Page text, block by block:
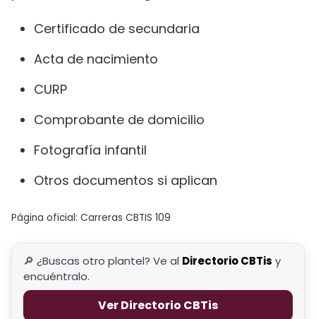
Certificado de secundaria
Acta de nacimiento
CURP
Comprobante de domicilio
Fotografía infantil
Otros documentos si aplican
Página oficial: Carreras CBTIS 109
🔎 ¿Buscas otro plantel? Ve al Directorio CBTis y
encuéntralo.
Ver Directorio CBTis